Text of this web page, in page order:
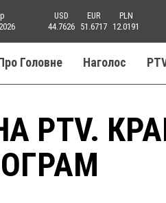
USD
44.7626
EUR
51.6717
PLN
12.0191
Головне Наголос
PTV.